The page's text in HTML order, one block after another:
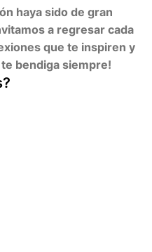
haya sido de gran
a regresar cada
que te inspiren y
bendiga siempre!